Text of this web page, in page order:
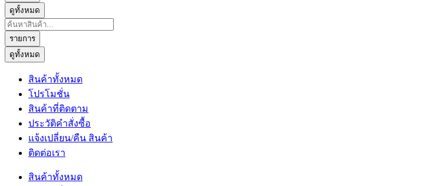
ดูทั้งหมด
Search
...
รายการ
ดูทั้งหมด
สินค้าทั้งหมด
โปรโมชั่น
สินค้าที่ติดตาม
ประวัติคำสั่งซื้อ
แจ้งเปลี่ยน/คืน สินค้า
ติดต่อเรา
สินค้าทั้งหมด